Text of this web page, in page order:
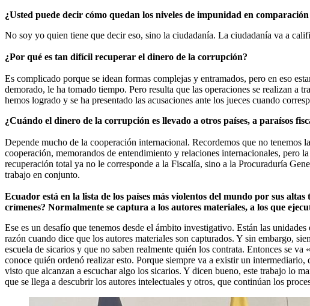
¿Usted puede decir cómo quedan los niveles de impunidad en
No soy yo quien tiene que decir eso, sino la ciudadanía. La ciudadanía va a
¿Por qué es tan difícil recuperar el dinero de la corrupción?
Es complicado porque se idean formas complejas y entramados, pero en eso
demorado, le ha tomado tiempo. Pero resulta que las operaciones se realizan a
hemos logrado y se ha presentado las acusaciones ante los jueces cuando
¿Cuándo el dinero de la corrupción es llevado a otros países, a paraísos
Depende mucho de la cooperación internacional. Recordemos que no
cooperación, memorandos de entendimiento y relaciones internacionales, pero
recuperación total ya no le corresponde a la Fiscalía, sino a la Procuraduría
trabajo en conjunto.
Ecuador está en la lista de los países más violentos del mundo por sus
crímenes? Normalmente se captura a los autores materiales, a los que
Ese es un desafío que tenemos desde el ámbito investigativo. Están las
razón cuando dice que los autores materiales son capturados. Y sin embargo,
escuela de sicarios y que no saben realmente quién los contrata. Entonces se
conoce quién ordenó realizar esto. Porque siempre va a existir un
visto que alcanzan a escuchar algo los sicarios. Y dicen bueno, este trabajo lo
que se llega a descubrir los autores intelectuales y otros, que continúan los